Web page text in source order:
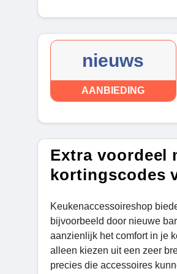
nieuws
AANBIEDING
Extra voordeel
kortingscodes
Keukenaccessoireshop
bijvoorbeeld door nieuwe
aanzienlijk het comfort in je
alleen kiezen uit een zeer
precies die accessoires